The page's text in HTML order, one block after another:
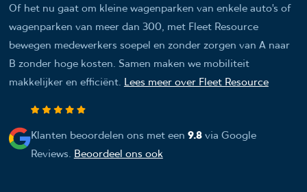
Of het nu gaat om kleine wagenparken van enkele auto’s of
wagenparken van meer dan 300, met Fleet Resource
bewegen medewerkers soepel en zonder zorgen van A naar
B zonder hoge kosten. Samen maken we mobiliteit
makkelijker en efficiënt.Lees meer over Fleet Resource
Klanten beoordelen ons met een 9.8via Google
Reviews.Beoordeel ons ook